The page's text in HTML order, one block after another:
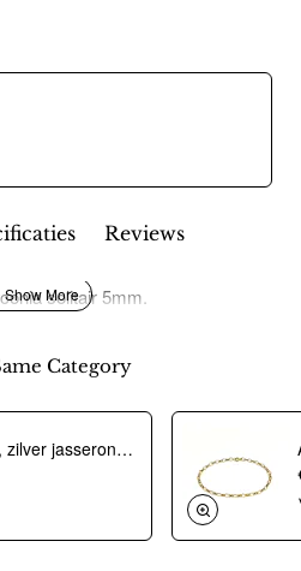
Reviews
solitair 5mm.
Category
Aarmband, zilver jasseron 4,5mm. (lengte 18cm.) - 10274